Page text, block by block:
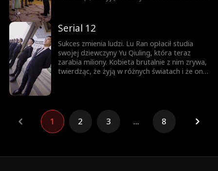
niezwykłość Lu Rana i proponuje mu
małżeństwo, wprawiając wszystkich w
osłupienie...
Serial 12
Sukces zmienia ludzi. Lu Ran opłacił studia
swojej dziewczyny Yu Qiuling, która teraz
zarabia miliony. Kobieta brutalnie z nim zrywa,
twierdząc, że żyją w różnych światach i że on
małżeństwo, wprawiając wszystkich w
osłupienie...
1 2 3 ... 8